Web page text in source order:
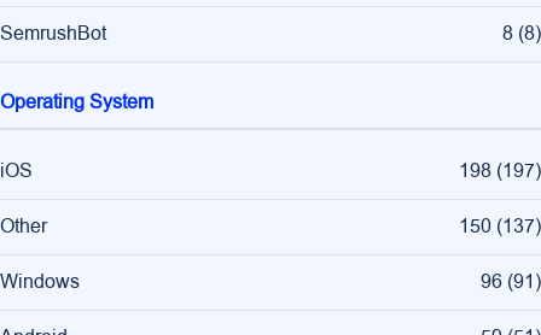
SemrushBot 8 (8)
Operating System
iOS 198 (197)
Other 150 (137)
Windows 96 (91)